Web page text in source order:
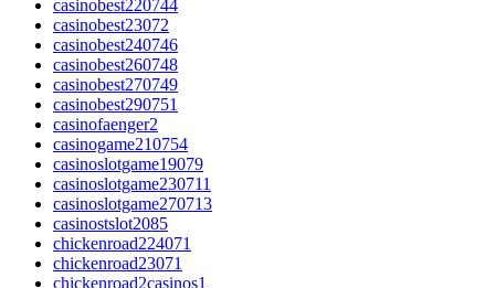
casinobest220744
casinobest23072
casinobest240746
casinobest260748
casinobest270749
casinobest290751
casinofaenger2
casinogame210754
casinoslotgame19079
casinoslotgame230711
casinoslotgame270713
casinostslot2085
chickenroad224071
chickenroad23071
chickenroad2casinos1